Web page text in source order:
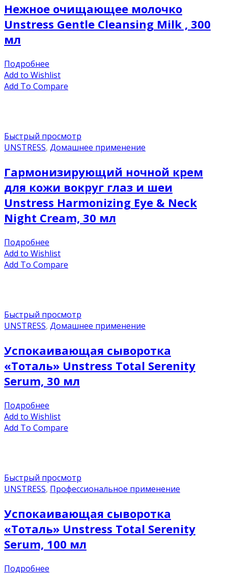
Нежное очищающее молочко
Unstress Gentle Cleansing Milk , 300
мл
Подробнее
Add to Wishlist
Add To Compare
Быстрый просмотр
UNSTRESS, Домашнее применение
Гармонизирующий ночной крем
для кожи вокруг глаз и шеи
Unstress Harmonizing Eye & Neck
Night Cream, 30 мл
Подробнее
Add to Wishlist
Add To Compare
Быстрый просмотр
UNSTRESS, Домашнее применение
Успокаивающая сыворотка
«Тоталь» Unstress Total Serenity
Serum, 30 мл
Подробнее
Add to Wishlist
Add To Compare
Быстрый просмотр
UNSTRESS, Профессиональное применение
Успокаивающая сыворотка
«Тоталь» Unstress Total Serenity
Serum, 100 мл
Подробнее